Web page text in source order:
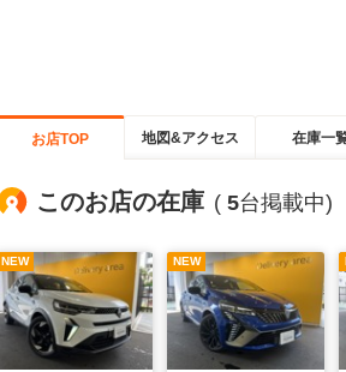
お店TOP 地図&アクセス 在庫一
このお店の在庫 ( 5台掲載中)
NEW NEW